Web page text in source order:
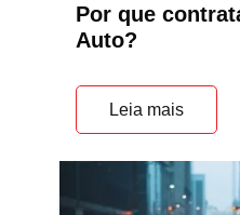
Por que
Auto?
Leia mais